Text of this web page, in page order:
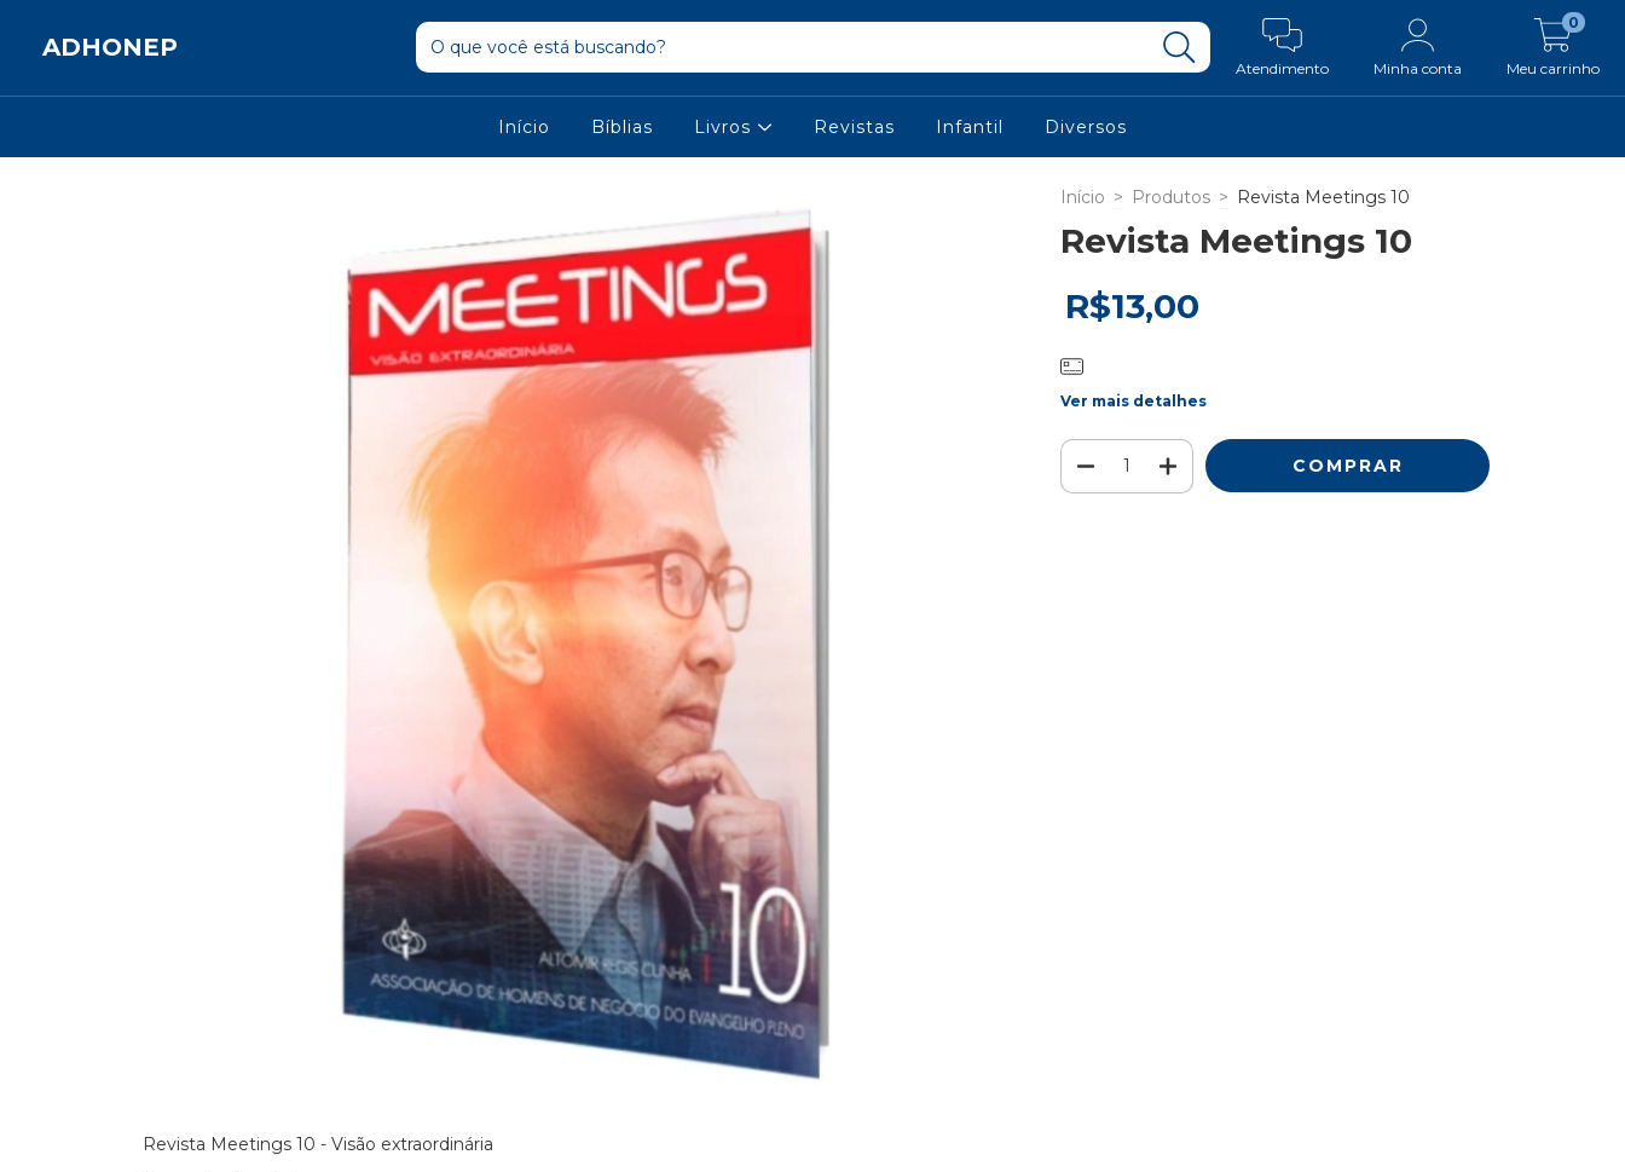
ADHONEP
Atendimento Minha conta Meu carrinho
0
Início Bíblias Livros Revistas Infantil Diversos
Revista Meetings 10 - Visão extraordinária
Início > Produtos > Revista Meetings 10
Revista Meetings 10
R$13,00
Ver mais detalhes